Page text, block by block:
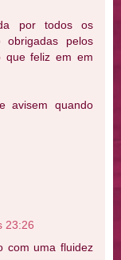
por todos os
pelos
que feliz em em
avisem quando
23:26
com uma fluidez